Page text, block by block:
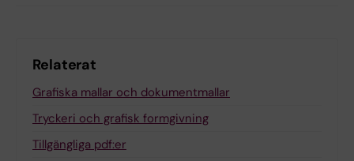
Relaterat
Grafiska mallar och dokumentmallar
Tryckeri och grafisk formgivning
Tillgängliga pdf:er